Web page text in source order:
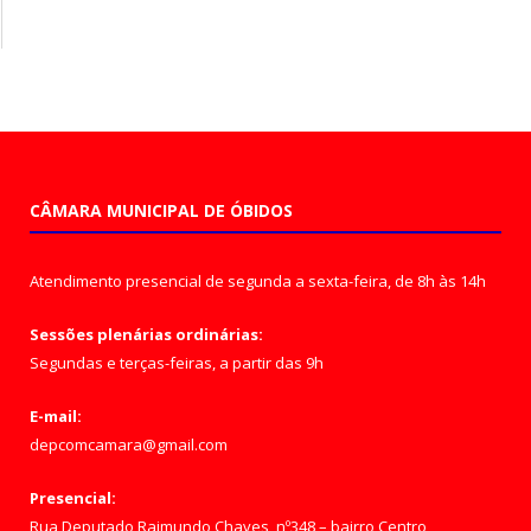
CÂMARA MUNICIPAL DE ÓBIDOS
Atendimento presencial de segunda a sexta-feira, de 8h às 14h
Sessões plenárias ordinárias:
Segundas e terças-feiras, a partir das 9h
E-mail:
depcomcamara@gmail.com
Presencial:
Rua Deputado Raimundo Chaves, nº348 – bairro Centro